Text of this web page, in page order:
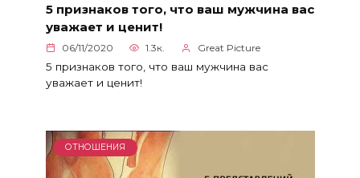
5 признаков того, что ваш мужчина вас
уважает и ценит!
06/11/2020 1.3к. Great Picture
5 признаков того, что ваш мужчина вас
уважает и ценит!
ОТНОШЕНИЯ